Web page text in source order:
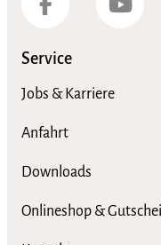
Service
Jobs & Karriere
Anfahrt
Downloads
Onlineshop &